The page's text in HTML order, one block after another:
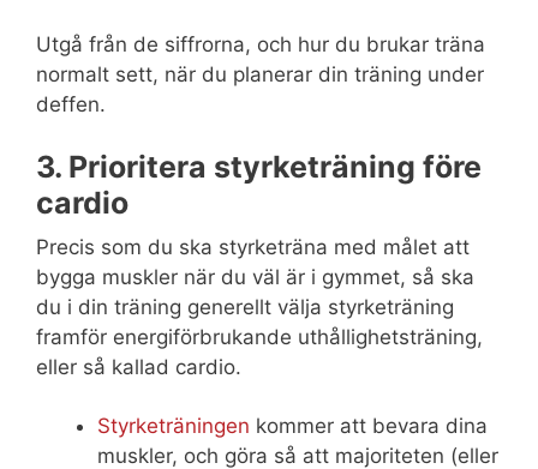
Utgå från de siffrorna, och hur du brukar träna
normalt sett, när du planerar din träning under
deffen.
3. Prioritera styrketräning före
cardio
Precis som du ska styrketräna med målet att
bygga muskler när du väl är i gymmet, så ska
du i din träning generellt välja styrketräning
framför energiförbrukande uthållighetsträning,
eller så kallad cardio.
Styrketräningen kommer att bevara dina
muskler, och göra så att majoriteten (eller